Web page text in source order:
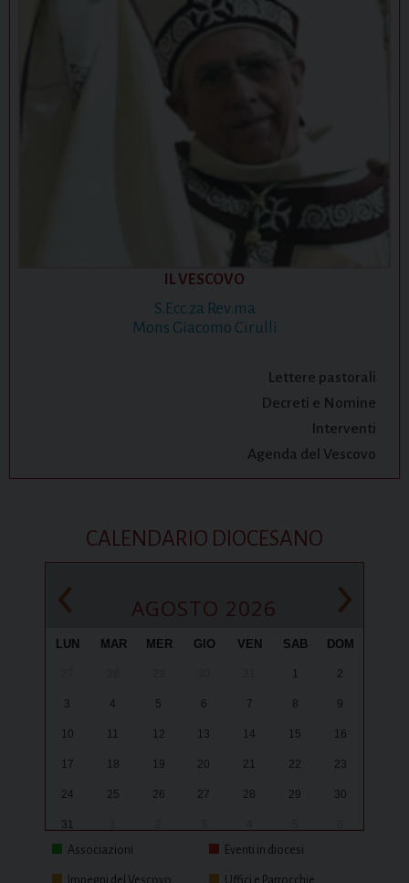
IL VESCOVO
S.Ecc.za Rev.ma
Mons Giacomo Cirulli
Lettere pastorali
Decreti e Nomine
Interventi
Agenda del Vescovo
CALENDARIO DIOCESANO
‹ AGOSTO 2026 ›
LUN MAR MER GIO VEN SAB DOM
1 2
3 4 5 6 7 8 9
10 11 12 13 14 15 16
17 18 19 20 21 22 23
24 25 26 27 28 29 30
31
Associazioni
Eventi in diocesi